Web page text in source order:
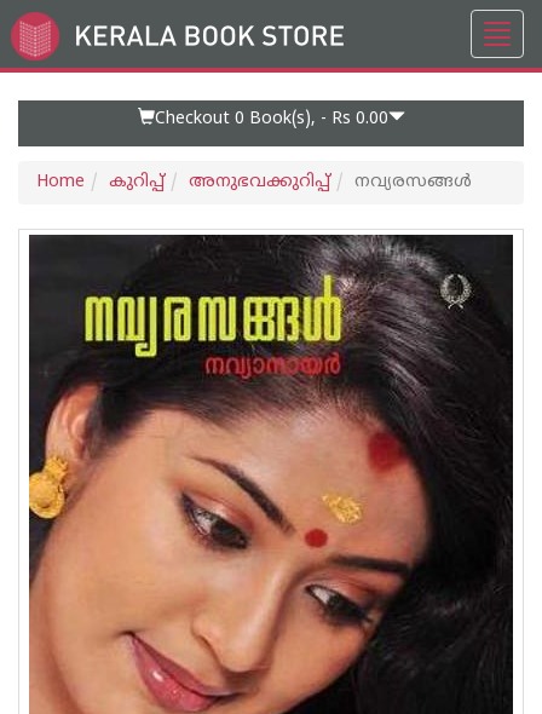
Go
to
Checkout 0 Book(s), - Rs 0.00
Home കുറിപ്പ്‌ അനുഭവക്കുറിപ്പ്‌ നവ്യരസങ്ങള്‍